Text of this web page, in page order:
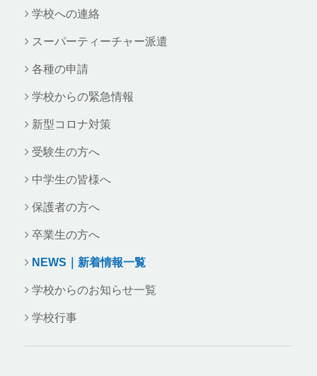
学校への連絡
スーパーティーチャー派遣
各種の申請
学校からの緊急情報
新型コロナ対策
受験生の方へ
中学生の皆様へ
保護者の方へ
卒業生の方へ
NEWS｜新着情報一覧
学校からのお知らせ一覧
学校行事